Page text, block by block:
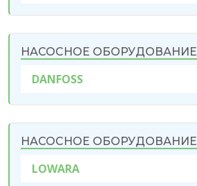
НАСОСНОЕ ОБОРУДОВАНИЕ
DANFOSS
НАСОСНОЕ ОБОРУДОВАНИЕ
LOWARA